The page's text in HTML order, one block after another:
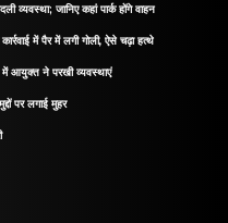
व्यवस्था; जानिए कहां पार्क होंगे वाहन
में पैर में लगी गोली, ऐसे चढ़ा हत्थे
में आयुक्त ने परखी व्यवस्थाएं
पर लगाई मुहर